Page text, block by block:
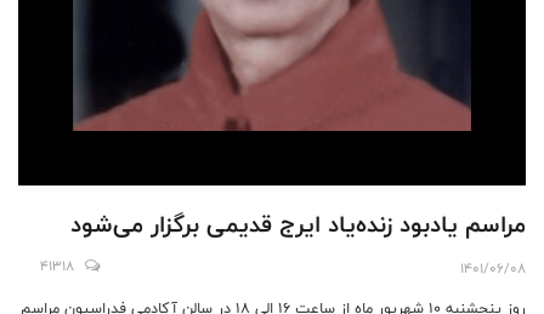
مراسم یادبود زنده‌یاد ایرج قدیمی برگزار می‌شود
1401/06/08
41318
روز پنجشنبه ۱۰ شهریور ماه از ساعت ۱۶ الی ۱۸ در سالن آکادمی فدراسیون مراسم